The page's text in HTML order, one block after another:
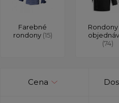
Farebné
rondony (15)
Rondony
(74)
Cena